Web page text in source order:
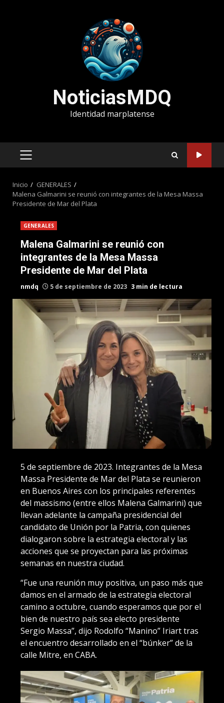
NoticiasMDQ
Identidad marplatense
MENÚ
Inicio
GENERALES
Malena Galmarini se reunió con integrantes de la Mesa Massa
Presidente de Mar del Plata
GENERALES
Malena Galmarini se reunió con
integrantes de la Mesa Massa
Presidente de Mar del Plata
nmdq 5 de septiembre de 2023 3 min de lectura
5 de septiembre de 2023. Integrantes de la Mesa
Massa Presidente de Mar del Plata se reunieron
en Buenos Aires con los principales referentes
del massismo (entre ellos Malena Galmarini) que
llevan adelante la campaña presidencial del
candidato de Unión por la Patria, con quienes
dialogaron sobre la estrategia electoral y las
acciones que se proyectan para las próximas
semanas en nuestra ciudad.
“Fue una reunión muy positiva, un paso más que
damos en el armado de la estrategia electoral
camino a octubre, cuando esperamos que por el
bien de nuestro país sea electo presidente
Sergio Massa”, dijo Rodolfo “Manino” Iriart tras
el encuentro desarrollado en el “búnker” de la
calle Mitre, en CABA.